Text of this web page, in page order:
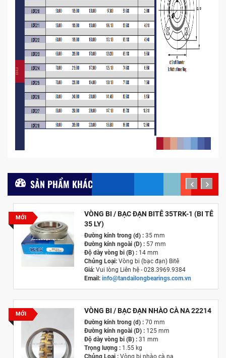
SẢN PHẨM KHÁC
MỚI
VÒNG BI / BẠC ĐẠN BITÊ 35TRK-1 (BI TÊ
35 LY)
Đường kính trong (d) :35 mm
Đường kính ngoài (D) :57 mm
Độ dày vòng bi (B) :14 mm
Chủng Loại: Vòng bi (bạc đạn) Bitê
Giá:Vui lòng Liên hệ - 028.3969.9384
Email: info@tandailongbearings.com.vn
MỚI VÒNG BI / BẠC ĐẠN NHÀO CÀ NA 22214
Đường kính trong (d) :70 mm
Đường kính ngoài (D) :125 mm
Độ dày vòng bi (B) :31 mm
Trọng lượng : 1.55 kg
prev next